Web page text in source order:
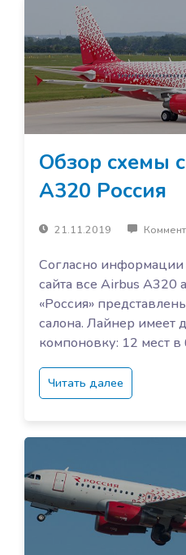
Обзор схемы
A320 Россия
21.11.2019
Согласно
сайта все Airbus A320
«Россия»
салона. Лайнер имеет
компоновку: 12 мест
Читать далее